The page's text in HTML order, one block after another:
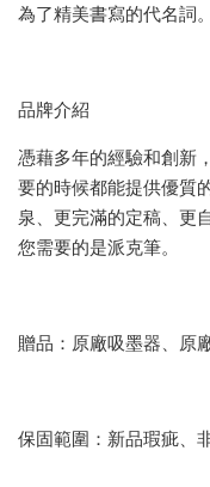
為了精美書寫的代名詞。
品牌介紹
憑藉多年的經驗和創新
要的時候都能提供優質
泉、更完滿的定稿、更
您需要的是派克筆。
贈品：原廠吸墨器、原
保固範圍：新品瑕疵、